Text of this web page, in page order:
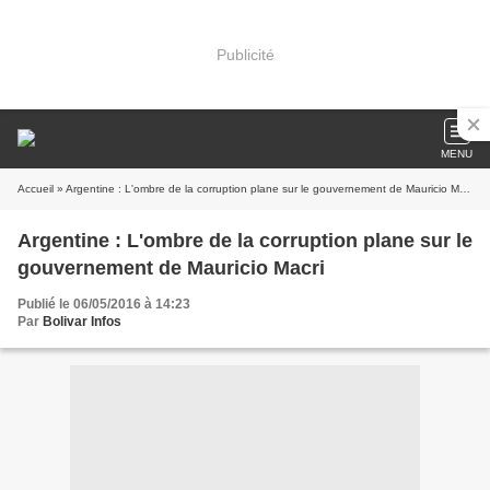
Publicité
MENU
Accueil » Argentine : L'ombre de la corruption plane sur le gouvernement de Mauricio Macri
Argentine : L'ombre de la corruption plane sur le
gouvernement de Mauricio Macri
Publié le 06/05/2016 à 14:23
Par Bolivar Infos